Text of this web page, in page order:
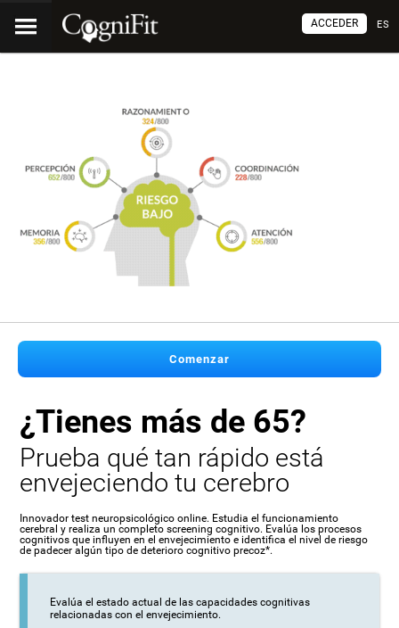
ES
ACCEDER
Comenzar
¿Tienes más de 65?
Prueba qué tan rápido está
envejeciendo tu cerebro
Innovador test neuropsicológico online. Estudia el funcionamiento
cerebral y realiza un completo screening cognitivo. Evalúa los procesos
cognitivos que influyen en el envejecimiento e identifica el nivel de riesgo
de padecer algún tipo de deterioro cognitivo precoz*.
Evalúa el estado actual de las capacidades cognitivas
relacionadas con el envejecimiento.